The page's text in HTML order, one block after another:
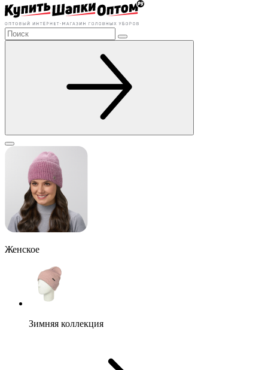
Женское
Зимняя коллекция